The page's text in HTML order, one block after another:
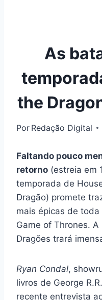
As
the
Por Redação Digital
Faltando pouco
retorno (estreia em
temporada de
Dragão) promete
mais épicas de
Game of Thrones.
Dragões trará
Ryan Condal,
livros de George
recente entrevista